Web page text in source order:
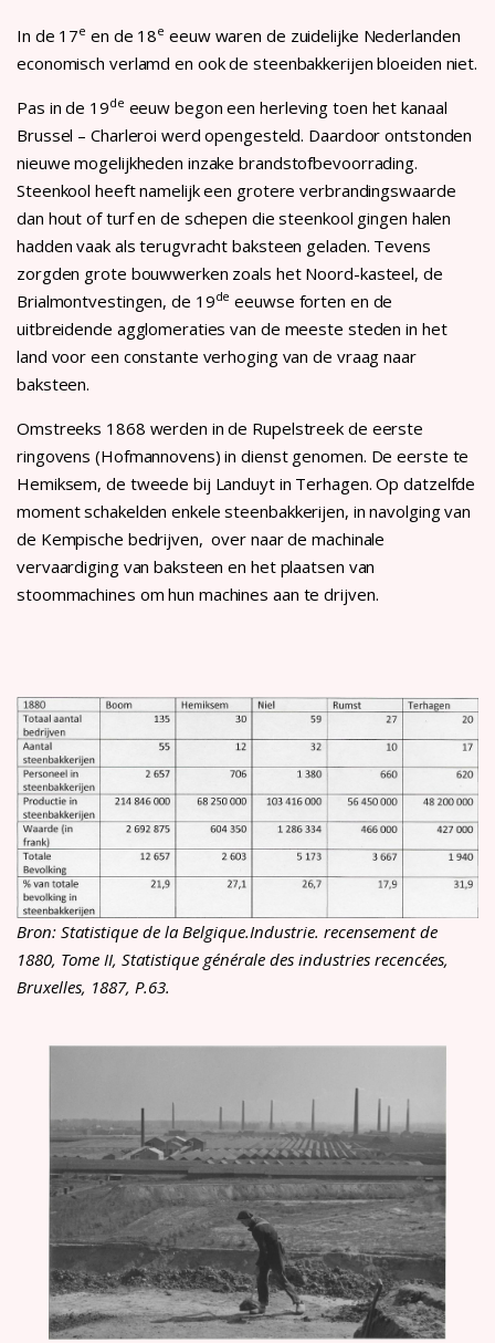
In de 17e en de 18e eeuw waren de zuidelijke Nederlanden
economisch verlamd en ook de steenbakkerijen bloeiden niet.
Pas in de 19de eeuw begon een herleving toen het kanaal
Brussel – Charleroi werd opengesteld. Daardoor ontstonden
nieuwe mogelijkheden inzake brandstofbevoorrading.
Steenkool heeft namelijk een grotere verbrandingswaarde
dan hout of turf en de schepen die steenkool gingen halen
hadden vaak als terugvracht baksteen geladen. Tevens
zorgden grote bouwwerken zoals het Noord-kasteel, de
Brialmontvestingen, de 19de eeuwse forten en de
uitbreidende agglomeraties van de meeste steden in het
land voor een constante verhoging van de vraag naar
baksteen.
Omstreeks 1868 werden in de Rupelstreek de eerste
ringovens (Hofmannovens) in dienst genomen. De eerste te
Hemiksem, de tweede bij Landuyt in Terhagen. Op datzelfde
moment schakelden enkele steenbakkerijen, in navolging van
de Kempische bedrijven, over naar de machinale
vervaardiging van baksteen en het plaatsen van
stoommachines om hun machines aan te drijven.
Bron: Statistique de la Belgique.Industrie. recensement de
1880, Tome II, Statistique générale des industries recencées,
Bruxelles, 1887, P.63.